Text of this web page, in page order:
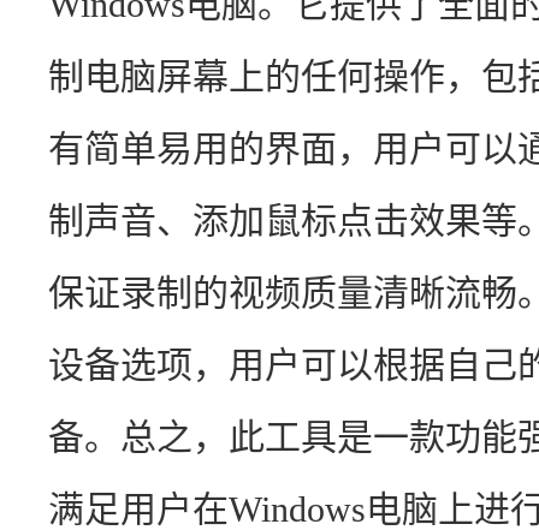
制电脑屏幕上的任何操作，包
有简单易用的界面，用户可以
制声音、添加鼠标点击效果等
保证录制的视频质量清晰流畅
设备选项，用户可以根据自己
备。总之，此工具是一款功能
满足用户在Windows电脑上进